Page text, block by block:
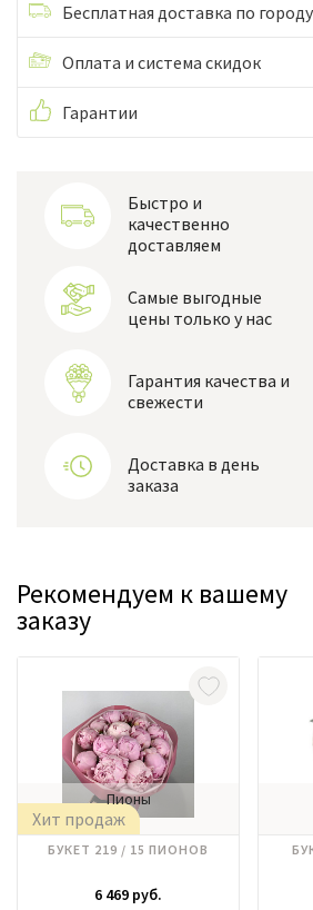
Бесплатная доставка по городу
Оплата и система скидок
Гарантии
Быстро и
качественно
доставляем
Самые выгодные
цены только у нас
Гарантия качества и
свежести
Доставка в день
заказа
Рекомендуем к вашему
заказу
Пионы
Хит продаж
БУКЕТ 219 / 15 ПИОНОВ
6 469 руб.